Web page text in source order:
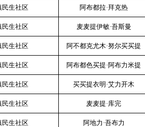
民生社区 阿布都拉·拜克热
民生社区 麦麦提伊敏·吾斯曼
民生社区 阿不都克尤木·努尔买买提
民生社区 阿布都色买提·阿布力米提
民生社区 买买提衣明·艾力开木
民生社区 麦麦提·库完
民生社区 阿地力·吾布力